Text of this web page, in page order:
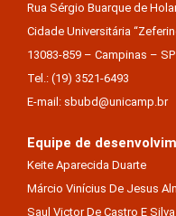
Rua Sérgio Buarque de
Cidade Universitária
13083-859 – Campinas –
Tel.: (19) 3521-6493
E-mail: sbubd@unicamp.br
Equipe de
Keite Aparecida Duarte
Márcio Vinícius De Jesus
Saul Victor De Castro E Silva